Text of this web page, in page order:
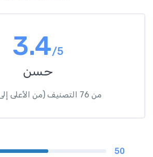
3.4/5
حسن
من 76 التصنيف (من الأعلى إلى الأقل)
50